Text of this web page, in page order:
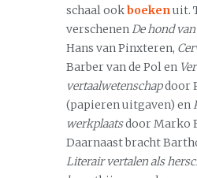
schaal ookboekenuit.
verschenenDe hond
Hans van Pinxteren,
Barber van de Pol en
vertaalwetenschapdoor
(papieren uitgaven) en
werkplaatsdoor Marko
Daarnaast bracht
Literair vertalen als